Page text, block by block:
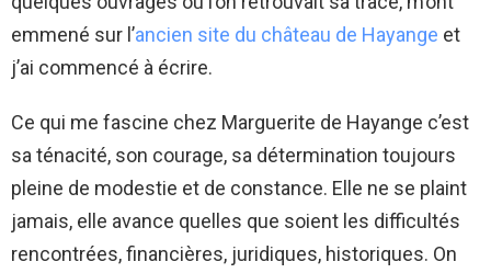
emmené sur l’ancien site du château de Hayange et
j’ai commencé à écrire.
Ce qui me fascine chez Marguerite de Hayange c’est
sa ténacité, son courage, sa détermination toujours
pleine de modestie et de constance. Elle ne se plaint
jamais, elle avance quelles que soient les difficultés
rencontrées, financières, juridiques, historiques. On